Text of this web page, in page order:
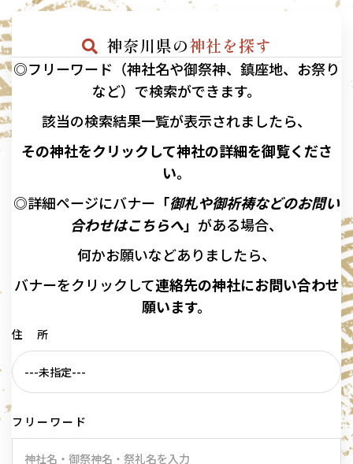
神奈川県の神社を探す
◎フリーワード（神社名や御祭神、鎮座地、お祭り
など）で検索ができます。
該当の検索結果一覧が表示されましたら、
その神社をクリックして神社の詳細を御覧くださ
い。
◎詳細ページにバナー 「御札や御祈祷などのお問い
合わせはこちらへ」 がある場合、
何かお願いなどありましたら、
バナーをクリックして連絡先の神社にお問い合わせ
願います。
住 所
フリーワード